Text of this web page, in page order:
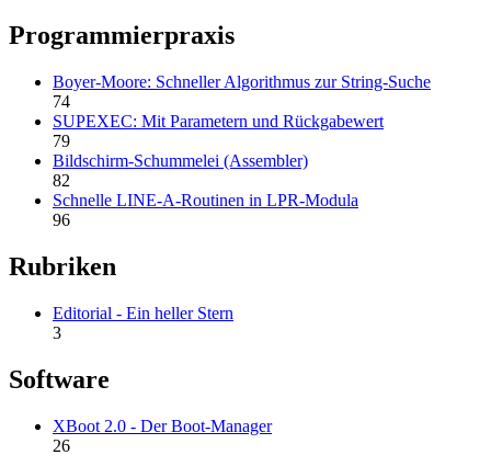
Programmierpraxis
Boyer-Moore: Schneller Algorithmus zur String-Suche
74
SUPEXEC: Mit Parametern und Rückgabewert
79
Bildschirm-Schummelei (Assembler)
82
Schnelle LINE-A-Routinen in LPR-Modula
96
Rubriken
Editorial - Ein heller Stern
3
Software
XBoot 2.0 - Der Boot-Manager
26